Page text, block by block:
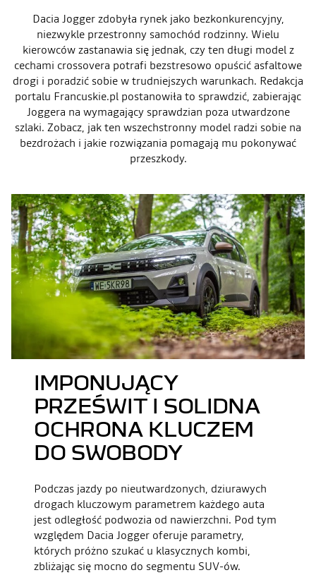
Dacia Jogger zdobyła rynek jako bezkonkurencyjny,
niezwykle przestronny samochód rodzinny. Wielu
kierowców zastanawia się jednak, czy ten długi model z
cechami crossovera potrafi bezstresowo opuścić asfaltowe
drogi i poradzić sobie w trudniejszych warunkach. Redakcja
portalu Francuskie.pl postanowiła to sprawdzić, zabierając
Joggera na wymagający sprawdzian poza utwardzone
szlaki. Zobacz, jak ten wszechstronny model radzi sobie na
bezdrożach i jakie rozwiązania pomagają mu pokonywać
przeszkody.
IMPONUJĄCY
PRZEŚWIT I SOLIDNA
OCHRONA KLUCZEM
DO SWOBODY
Podczas jazdy po nieutwardzonych, dziurawych
drogach kluczowym parametrem każdego auta
jest odległość podwozia od nawierzchni. Pod tym
względem Dacia Jogger oferuje parametry,
których próżno szukać u klasycznych kombi,
zbliżając się mocno do segmentu SUV-ów.